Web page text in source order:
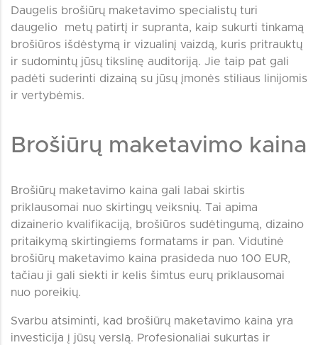
Daugelis brošiūrų maketavimo specialistų turi
daugelio metų patirtį ir supranta, kaip sukurti tinkamą
brošiūros išdėstymą ir vizualinį vaizdą, kuris pritrauktų
ir sudomintų jūsų tikslinę auditoriją. Jie taip pat gali
padėti suderinti dizainą su jūsų įmonės stiliaus linijomis
ir vertybėmis.
Brošiūrų maketavimo kaina
Brošiūrų maketavimo kaina gali labai skirtis
priklausomai nuo skirtingų veiksnių. Tai apima
dizainerio kvalifikaciją, brošiūros sudėtingumą, dizaino
pritaikymą skirtingiems formatams ir pan. Vidutinė
brošiūrų maketavimo kaina prasideda nuo 100 EUR,
tačiau ji gali siekti ir kelis šimtus eurų priklausomai
nuo poreikių.
Svarbu atsiminti, kad brošiūrų maketavimo kaina yra
investicija į jūsų verslą. Profesionaliai sukurtas ir